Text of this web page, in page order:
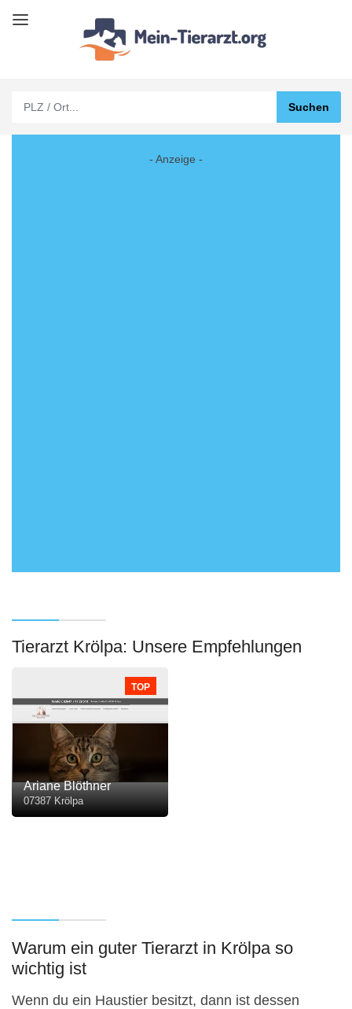
- Anzeige -
Tierarzt Krölpa: Unsere Empfehlungen
TOP
Ariane Blöthner
07387 Krölpa
Warum ein guter Tierarzt in Krölpa so
wichtig ist
Wenn du ein Haustier besitzt, dann ist dessen